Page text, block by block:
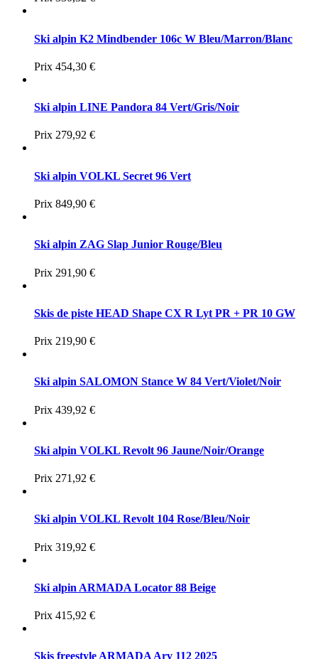
Ski alpin K2 Mindbender 106c W Bleu/Marron/Blanc
Prix 454,30 €
Ski alpin LINE Pandora 84 Vert/Gris/Noir
Prix 279,92 €
Ski alpin VOLKL Secret 96 Vert
Prix 849,90 €
Ski alpin ZAG Slap Junior Rouge/Bleu
Prix 291,90 €
Skis de piste HEAD Shape CX R Lyt PR + PR 10 GW
Prix 219,90 €
Ski alpin SALOMON Stance W 84 Vert/Violet/Noir
Prix 439,92 €
Ski alpin VOLKL Revolt 96 Jaune/Noir/Orange
Prix 271,92 €
Ski alpin VOLKL Revolt 104 Rose/Bleu/Noir
Prix 319,92 €
Ski alpin ARMADA Locator 88 Beige
Prix 415,92 €
Skis freestyle ARMADA Arv 112 2025